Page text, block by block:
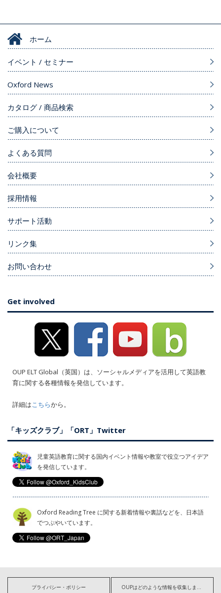
ホーム
イベント / セミナー
Oxford News
カタログ / 商品検索
ご購入について
よくある質問
会社概要
採用情報
サポート活動
リンク集
お問い合わせ
Get involved
OUP ELT Global（英国）は、ソーシャルメディアを活用して英語教
育に関する各種情報を発信しています。
詳細はこちらから。
「キッズクラブ」「ORT」Twitter
児童英語教育に関する国内イベント情報や教室で役立つアイデア
を発信しています。
Oxford Reading Tree に関する新着情報や裏話などを、日本語
でつぶやいています。
プライバシー・ポリシー OUPはどのような情報を収集しますか?